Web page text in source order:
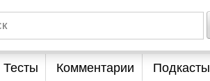
Тесты Комментарии Подкасты